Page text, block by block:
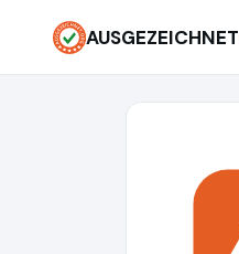
AUSGEZEICHNET